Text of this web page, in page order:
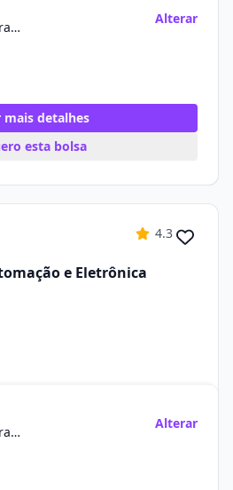
Especialização (pós-graduação)
Alterar
mais detalhes
esta bolsa
4.3
e Eletrônica
Especialização (pós-graduação)
Alterar